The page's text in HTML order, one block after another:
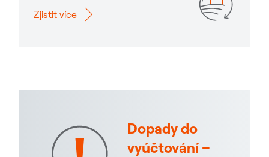
Zjistit více
Dopady do
vyúčtování –